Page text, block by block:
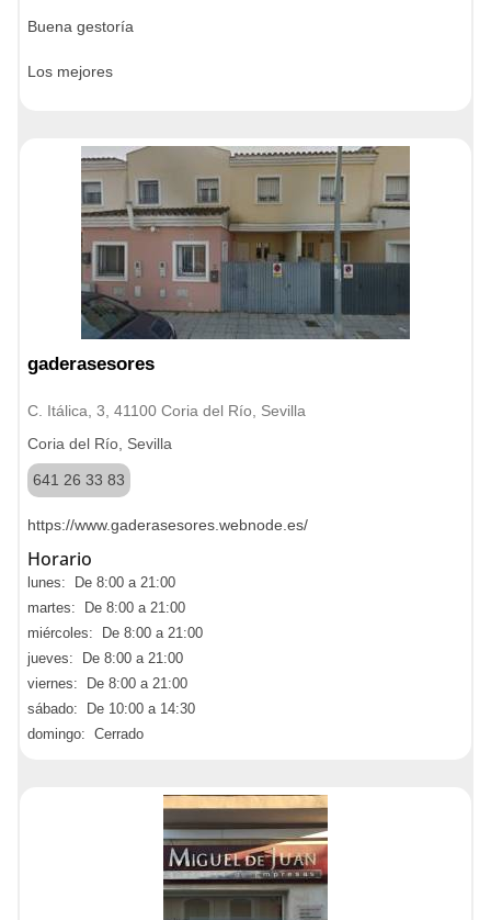
Buena gestoría
Los mejores
gaderasesores
C. Itálica, 3, 41100 Coria del Río, Sevilla
Coria del Río, Sevilla
641 26 33 83
https://www.gaderasesores.webnode.es/
Horario
lunes: De 8:00 a 21:00
martes: De 8:00 a 21:00
miércoles: De 8:00 a 21:00
jueves: De 8:00 a 21:00
viernes: De 8:00 a 21:00
sábado: De 10:00 a 14:30
domingo: Cerrado